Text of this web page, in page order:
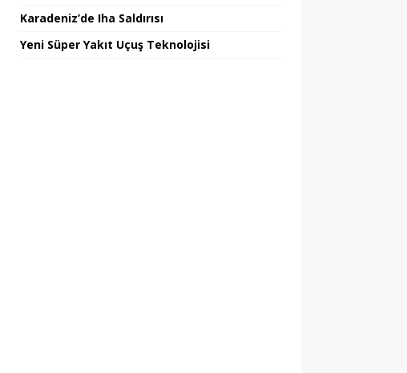
Karadeniz’de Iha Saldırısı
Yeni Süper Yakıt Uçuş Teknolojisi